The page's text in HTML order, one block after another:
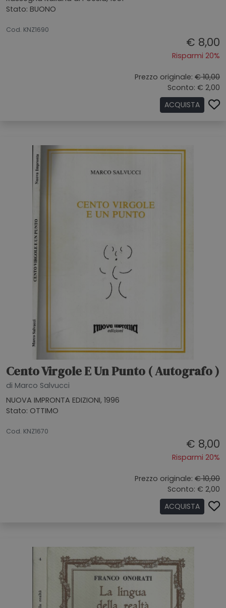
Stato: BUONO
Cod. KNZ1690
€ 8,00
Risparmi 20%
Prezzo originale: € 10,00
Sconto: € 2,00
ACQUISTA
Cento Virgole E Un Punto ( Autografo )
di Marco Salvucci
NUOVA IMPRONTA EDIZIONI, 1996
Stato: OTTIMO
Cod. KNZ1670
€ 8,00
Risparmi 20%
Prezzo originale: € 10,00
Sconto: € 2,00
ACQUISTA